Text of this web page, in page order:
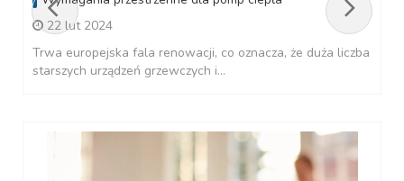
22 lut 2024
Trwa europejska fala renowacji, co oznacza, że duża liczba
starszych urządzeń grzewczych i...